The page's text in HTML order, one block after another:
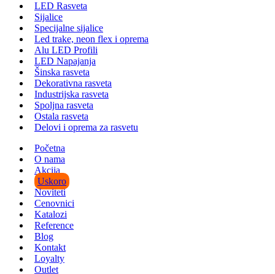
LED Rasveta
Sijalice
Specijalne sijalice
Led trake, neon flex i oprema
Alu LED Profili
LED Napajanja
Šinska rasveta
Dekorativna rasveta
Industrijska rasveta
Spoljna rasveta
Ostala rasveta
Delovi i oprema za rasvetu
Početna
O nama
Akcija
Uskoro
Noviteti
Cenovnici
Katalozi
Reference
Blog
Kontakt
Loyalty
Outlet